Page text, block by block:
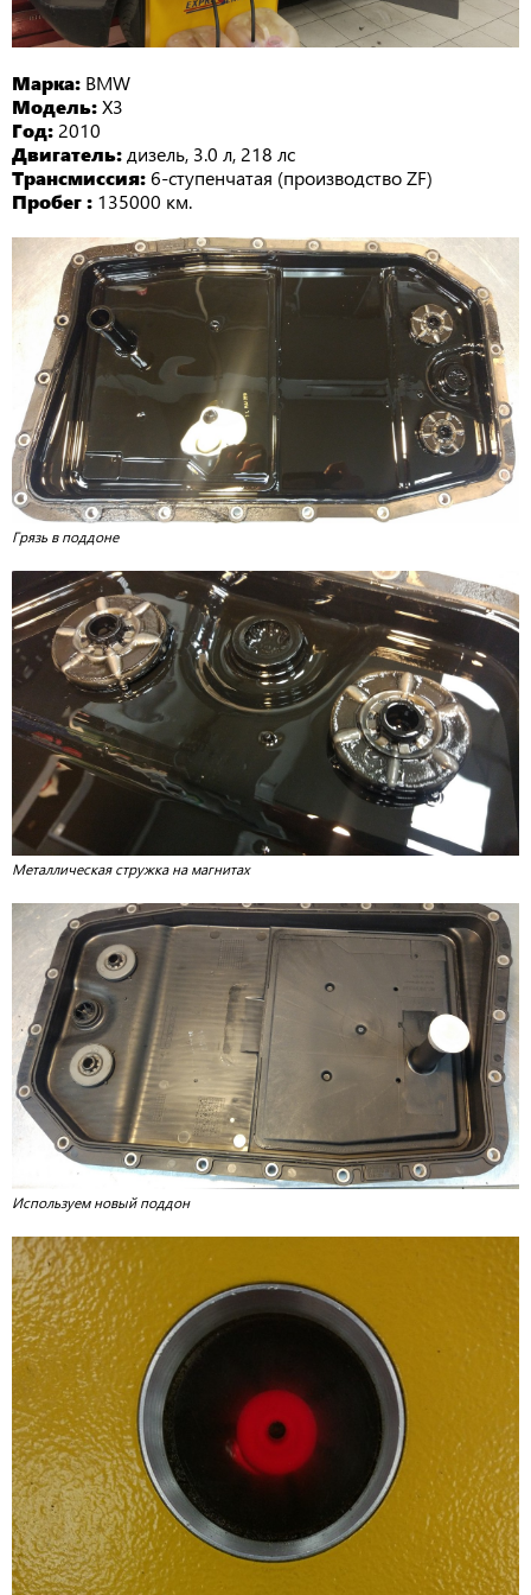
Марка: BMW
Модель:X3
Год: 2010
Двигатель:дизель, 3.0 л, 218 лc
Трансмиссия: 6-ступенчатая (производство ZF)
Пробег : 135000 км.
Грязь в поддоне
Металлическая стружка на магнитах
Используем новый поддон